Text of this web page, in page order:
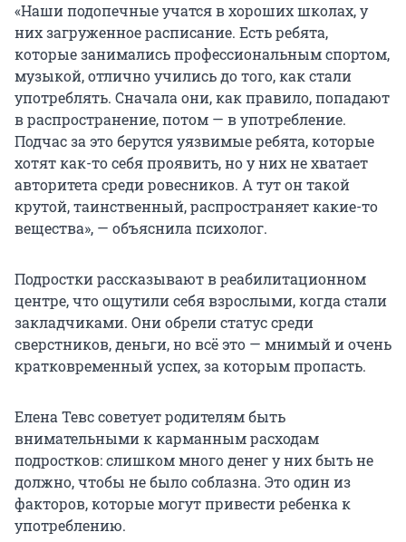
«Наши подопечные учатся в хороших школах, у
них загруженное расписание. Есть ребята,
которые занимались профессиональным спортом,
музыкой, отлично учились до того, как стали
употреблять. Сначала они, как правило, попадают
в распространение, потом — в употребление.
Подчас за это берутся уязвимые ребята, которые
хотят как-то себя проявить, но у них не хватает
авторитета среди ровесников. А тут он такой
крутой, таинственный, распространяет какие-то
вещества», — объяснила психолог.
Подростки рассказывают в реабилитационном
центре, что ощутили себя взрослыми, когда стали
закладчиками. Они обрели статус среди
сверстников, деньги, но всё это — мнимый и очень
кратковременный успех, за которым пропасть.
Елена Тевс советует родителям быть
внимательными к карманным расходам
подростков: слишком много денег у них быть не
должно, чтобы не было соблазна. Это один из
факторов, которые могут привести ребенка к
употреблению.